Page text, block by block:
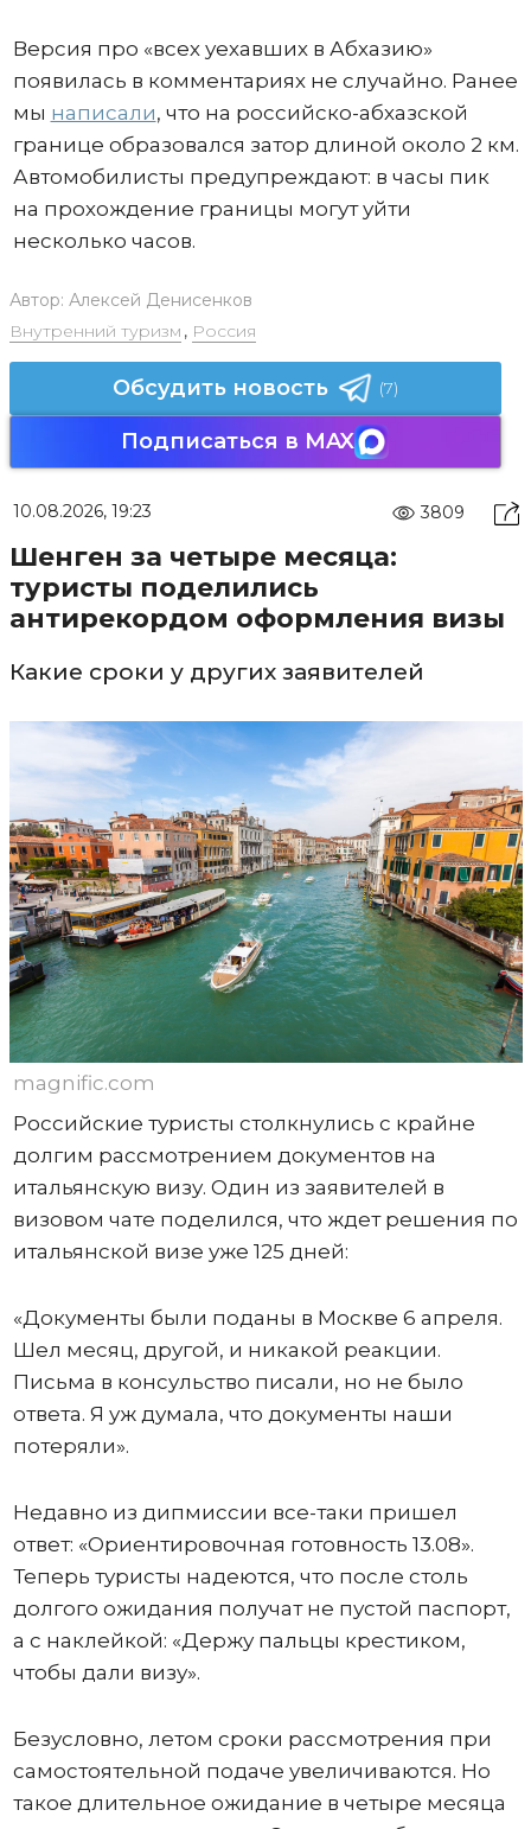
Версия про «всех уехавших в Абхазию»
появилась в комментариях не случайно. Ранее
мы написали, что на российско-абхазской
границе образовался затор длиной около 2 км.
Автомобилисты предупреждают: в часы пик
на прохождение границы могут уйти
несколько часов.
Автор: Алексей Денисенков
Внутренний туризм , Россия
Обсудить новость (7)
Подписаться в MAX
10.08.2026, 19:23 3809
Шенген за четыре месяца:
туристы поделились
антирекордом оформления визы
Какие сроки у других заявителей
magnific.com
Российские туристы столкнулись с крайне
долгим рассмотрением документов на
итальянскую визу. Один из заявителей в
визовом чате поделился, что ждет решения по
итальянской визе уже 125 дней:
«Документы были поданы в Москве 6 апреля.
Шел месяц, другой, и никакой реакции.
Письма в консульство писали, но не было
ответа. Я уж думала, что документы наши
потеряли».
Недавно из дипмиссии все-таки пришел
ответ: «Ориентировочная готовность 13.08».
Теперь туристы надеются, что после столь
долгого ожидания получат не пустой паспорт,
а с наклейкой: «Держу пальцы крестиком,
чтобы дали визу».
Безусловно, летом сроки рассмотрения при
самостоятельной подаче увеличиваются. Но
такое длительное ожидание в четыре месяца